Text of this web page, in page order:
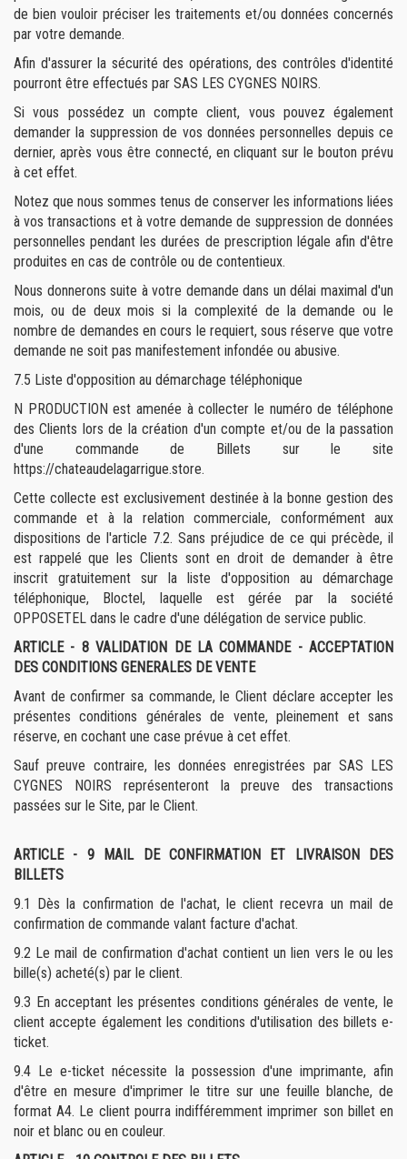
de bien vouloir préciser les traitements et/ou données concernés
par votre demande.
Afin d'assurer la sécurité des opérations, des contrôles d'identité
pourront être effectués par SAS LES CYGNES NOIRS.
Si vous possédez un compte client, vous pouvez également
demander la suppression de vos données personnelles depuis ce
dernier, après vous être connecté, en cliquant sur le bouton prévu
à cet effet.
Notez que nous sommes tenus de conserver les informations liées
à vos transactions et à votre demande de suppression de données
personnelles pendant les durées de prescription légale afin d'être
produites en cas de contrôle ou de contentieux.
Nous donnerons suite à votre demande dans un délai maximal d'un
mois, ou de deux mois si la complexité de la demande ou le
nombre de demandes en cours le requiert, sous réserve que votre
demande ne soit pas manifestement infondée ou abusive.
7.5 Liste d'opposition au démarchage téléphonique
N PRODUCTION est amenée à collecter le numéro de téléphone
des Clients lors de la création d'un compte et/ou de la passation
d'une commande de Billets sur le site
https://chateaudelagarrigue.store.
Cette collecte est exclusivement destinée à la bonne gestion des
commande et à la relation commerciale, conformément aux
dispositions de l'article 7.2. Sans préjudice de ce qui précède, il
est rappelé que les Clients sont en droit de demander à être
inscrit gratuitement sur la liste d'opposition au démarchage
téléphonique, Bloctel, laquelle est gérée par la société
OPPOSETEL dans le cadre d'une délégation de service public.
ARTICLE - 8 VALIDATION DE LA COMMANDE - ACCEPTATION
DES CONDITIONS GENERALES DE VENTE
Avant de confirmer sa commande, le Client déclare accepter les
présentes conditions générales de vente, pleinement et sans
réserve, en cochant une case prévue à cet effet.
Sauf preuve contraire, les données enregistrées par SAS LES
CYGNES NOIRS représenteront la preuve des transactions
passées sur le Site, par le Client.
ARTICLE - 9
MAIL DE CONFIRMATION ET LIVRAISON DES
BILLETS
9.1 Dès la confirmation de l'achat, le client recevra un mail de
confirmation de commande valant facture d'achat.
9.2 Le mail de confirmation d'achat contient un lien vers le ou les
bille(s) acheté(s) par le client.
9.3 En acceptant les présentes conditions générales de vente, le
client accepte également les conditions d'utilisation des billets e-
ticket.
9.4 Le e-ticket nécessite la possession d'une imprimante, afin
d'être en mesure d'imprimer le titre sur une feuille blanche, de
format A4. Le client pourra indifféremment imprimer son billet en
noir et blanc ou en couleur.